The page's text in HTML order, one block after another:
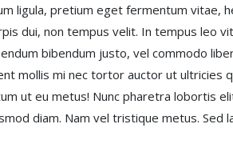
ligula, pretium eget fermentum vitae,
dui, non tempus velit. In tempus leo
bibendum justo, vel commodo
mollis mi nec tortor auctor ut
ut eu metus! Nunc pharetra lobortis
diam. Nam vel tristique metus. Sed